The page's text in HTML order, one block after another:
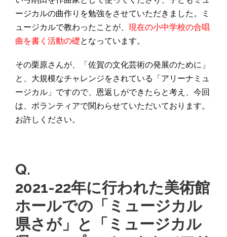
ージカルの曲作りを勉強をさせていただきました。ミ
ュージカルで教わったことが、 現在の小中学校の合唱
曲を書く活動の礎となっています。
その栗原さんが、「佐賀の文化芸術の発展のために」
と、大規模なチャレンジをされている「アリーナミュ
ージカル」ですので、恩返しができたらと考え、今回
は、ボランティアで関わらせていただいております。
お許しください。
Q.
2021-22年に行われた美術館
ホールでの「ミュージカル
県さが」と「ミュージカル